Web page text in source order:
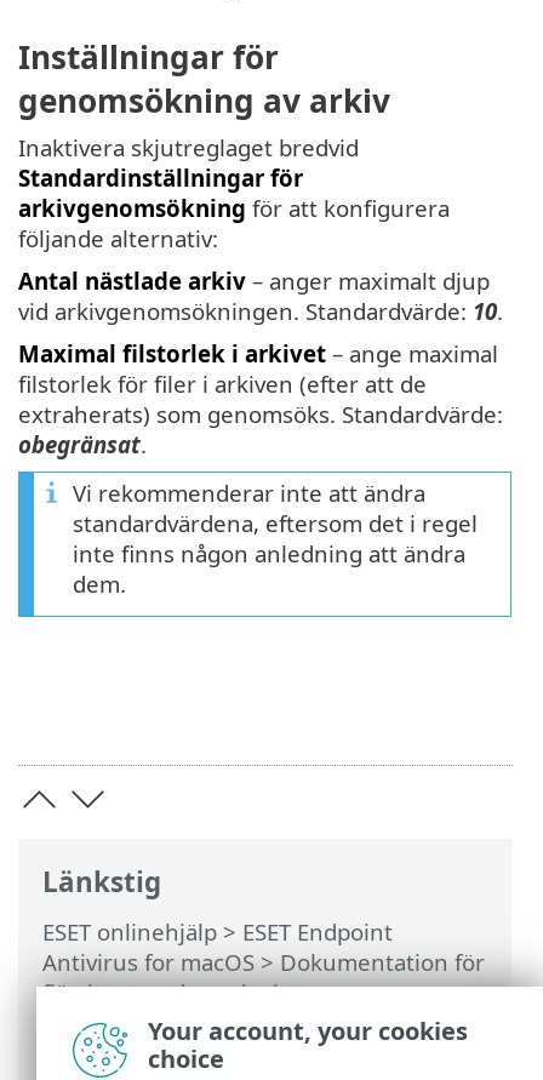
Länkstig
ESET onlinehjälp > ESET Endpoint
Antivirus for macOS > Dokumentation för
fjärrhanterade endpoints>
Produktkonfiguration i ESET PROTECT On-
Prem>Detekteringsmotor
Inställningar för
genomsökning av arkiv
Inaktivera skjutreglaget bredvid
Standardinställningar för
arkivgenomsökning för att konfigurera
följande alternativ:
Antal nästlade arkiv – anger maximalt djup
vid arkivgenomsökningen. Standardvärde: 10.
Maximal filstorlek i arkivet – ange maximal
filstorlek för filer i arkiven (efter att de
extraherats) som genomsöks. Standardvärde:
obegränsat.
Vi rekommenderar inte att ändra
standardvärdena, eftersom det i regel
inte finns någon anledning att ändra
dem.
Your account, your cookies
choice